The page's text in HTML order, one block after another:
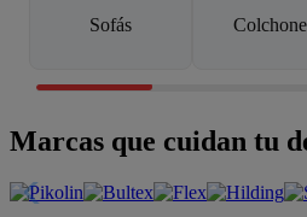
Sofás
Marcas que cuidan tu